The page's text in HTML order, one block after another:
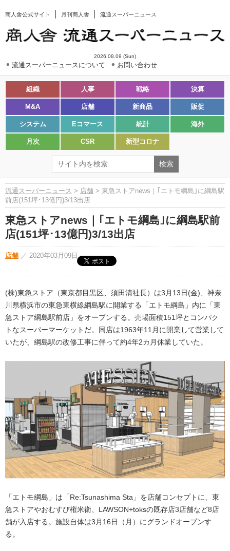
商人舎公式サイト 月刊商人舎 流通スーパーニュース
2026.08.09 (Sun)
流通スーパーニュースについて お問い合わせ
組織 人事 戦略 決算
M&A 店舗 新商品 販促
システム Eコマース 統計 海外
月次 CSR 新型コロナ
流通スーパーニュース > 店舗 > 東急ストアnews｜｢エトモ綱島｣に綱島駅
前店(151坪･13億円)3/13出店
東急ストアnews｜｢エトモ綱島｣に綱島駅前
店(151坪･13億円)3/13出店
店舗 ／ 2020年03月09日
(株)東急ストア（東京都目黒区、須田清社長）は3月13日(金)、神奈
川県横浜市の東急東横線綱島駅に開業する「エトモ綱島」内に「東
急ストア綱島駅前店」をオープンする。売場面積151坪とコンパク
トなスーパーマーケットだ。同店は1963年11月に開業して営業して
いたが、綱島駅の改修工事に伴って約4年2カ月休業していた。
「エトモ綱島」は「Re:Tsunashima Sta」を店舗コンセプトに、東
急ストアやおむすび権米衛、LAWSON+toksの既存店3店舗など8店
舗が入店する。施設自体は3月16日（月）にグランドオープンす
る。